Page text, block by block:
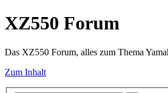
XZ550 Forum
Das XZ550 Forum, alles zum Thema
Zum Inhalt